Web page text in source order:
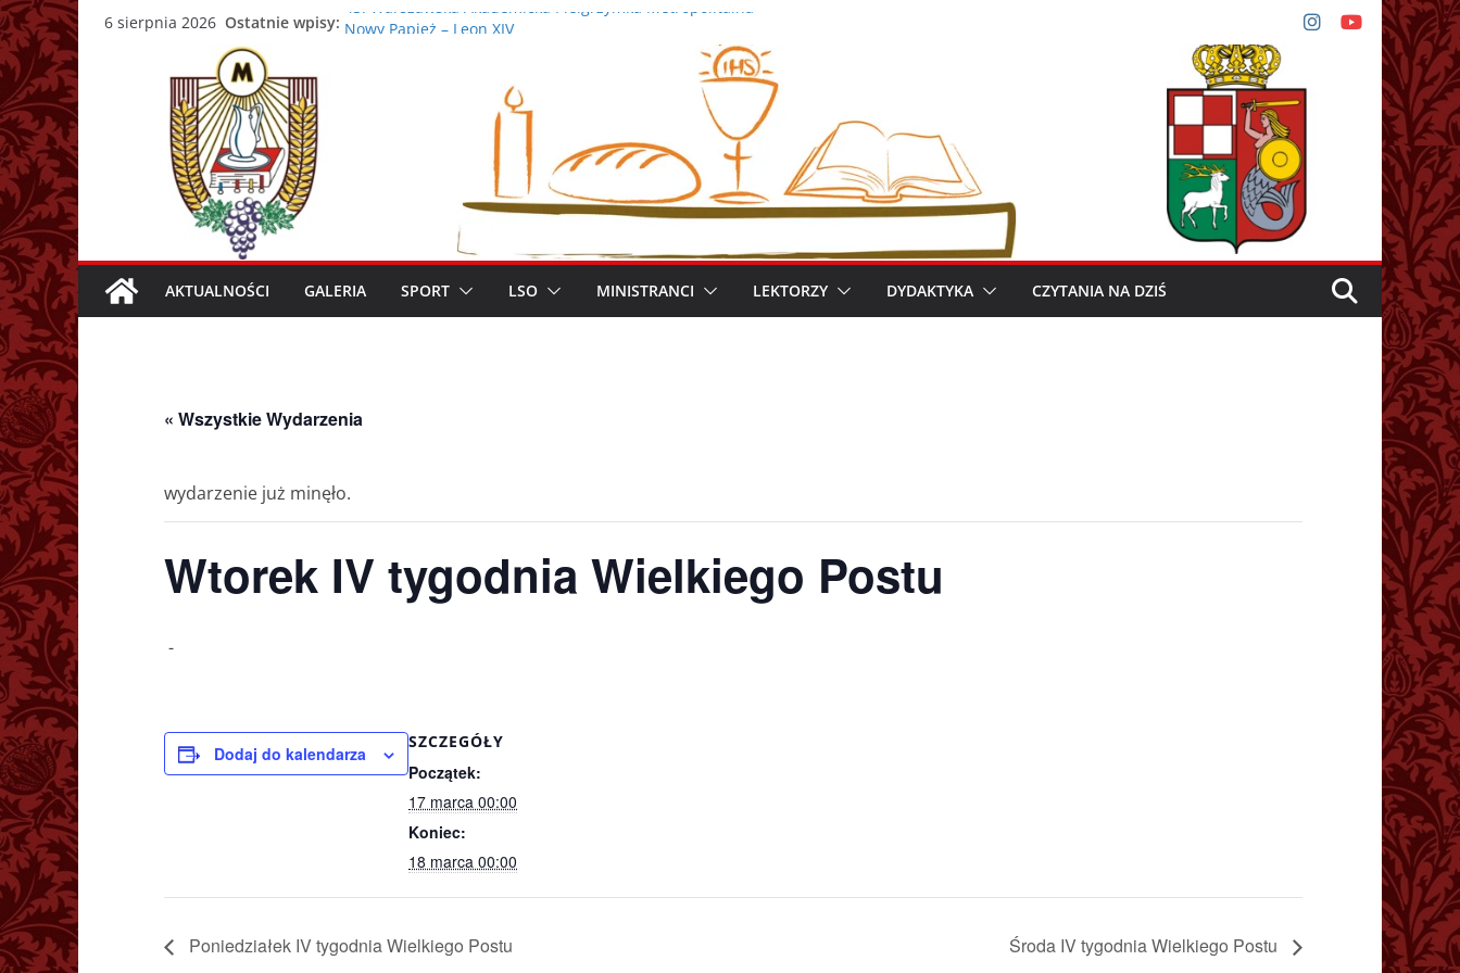
Przejdź
do
treści
6 sierpnia 2026 Ostatnie wpisy: 43. Warszawska Akademicka Pielgrzymka Metropolitalna
Nowy Papież – Leon XIV
Adrian Galbas nowym metropolitą warszawskim
Zmarł ks. prałat Kazimierz Apel
AKTUALNOŚCI GALERIA SPORT LSO MINISTRANCI LEKTORZY DYDAKTYKA CZYTANIA NA DZIŚ
« Wszystkie Wydarzenia
wydarzenie już minęło.
Wtorek IV tygodnia Wielkiego Postu
-
Dodaj do kalendarza
SZCZEGÓŁY
Początek:
17 marca 00:00
Koniec:
18 marca 00:00
Poniedziałek IV tygodnia Wielkiego Postu Środa IV tygodnia Wielkiego Postu